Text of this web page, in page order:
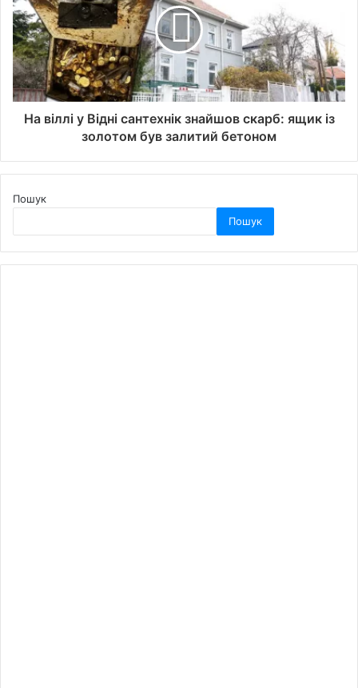
На віллі у Відні сантехнік знайшов скарб: ящик із
золотом був залитий бетоном
Пошук
Пошук